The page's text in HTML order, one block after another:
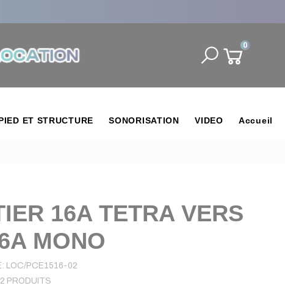
0
ET STRUCTURE SONORISATION VIDEO Accueil
16A TETRA VERS
MONO
LOC/PCE1516-02
2 PRODUITS